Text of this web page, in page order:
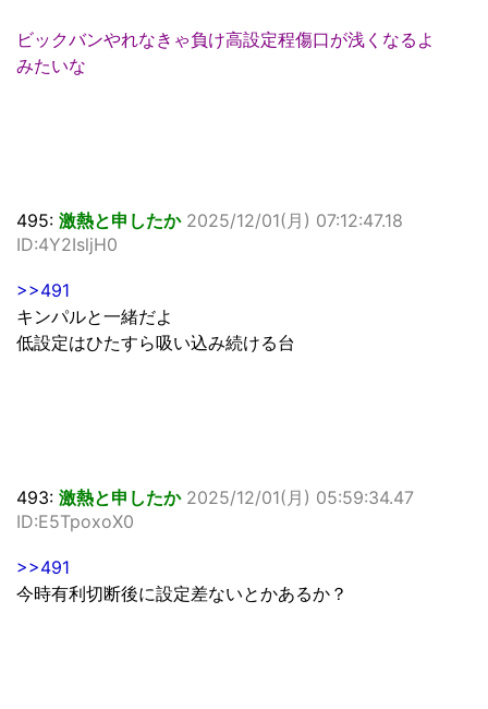
ビックバンやれなきゃ負け高設定程傷口が浅くなるよ
みたいな
495: 激熱と申したか 2025/12/01(月) 07:12:47.18
ID:4Y2IsljH0
>>491
キンパルと一緒だよ
低設定はひたすら吸い込み続ける台
493: 激熱と申したか 2025/12/01(月) 05:59:34.47
ID:E5TpoxoX0
>>491
今時有利切断後に設定差ないとかあるか？